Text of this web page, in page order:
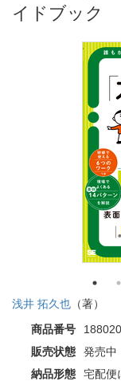
イドブック
浅井 拓久也 （著）
商品番号
188020
販売状態
発売中
納品形態
宅配便